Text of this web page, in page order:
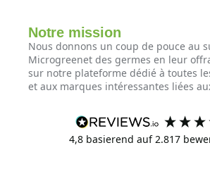
Notre mission
Nous donnons un coup de pouce au
Microgreenet des germes en leur
sur notre plateforme dédié à toutes
et aux marques intéressantes liées
4,8 basierend auf 2.817